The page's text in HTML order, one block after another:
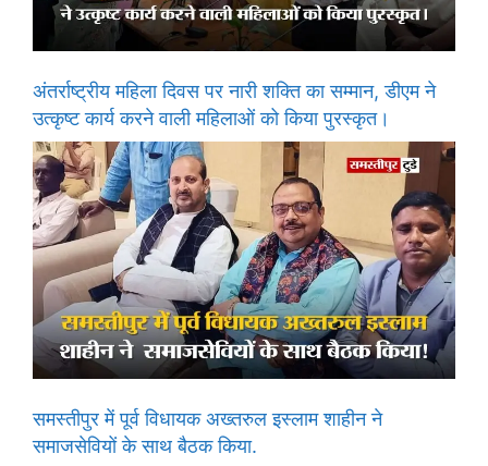
अंतर्राष्ट्रीय महिला दिवस पर नारी शक्ति का सम्मान, डीएम ने
उत्कृष्ट कार्य करने वाली महिलाओं को किया पुरस्कृत।
समस्तीपुर में पूर्व विधायक अख्तरुल इस्लाम शाहीन ने
समाजसेवियों के साथ बैठक किया.